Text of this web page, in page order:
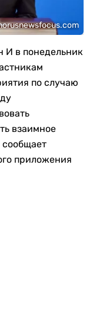
И в понедельник
по случаю
взаимное
сообщает
приложения